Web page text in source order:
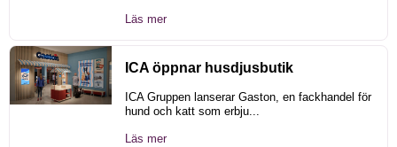
Läs mer
ICA öppnar husdjusbutik
ICA Gruppen lanserar Gaston, en fackhandel för
hund och katt som erbju...
Läs mer